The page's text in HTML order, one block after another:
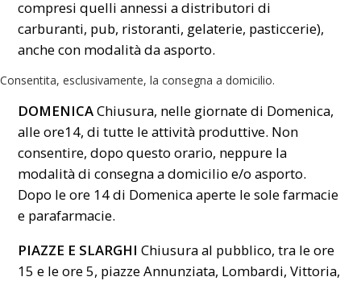
compresi quelli annessi a distributori di
carburanti, pub, ristoranti, gelaterie, pasticcerie),
anche con modalità da asporto.
Consentita, esclusivamente, la consegna a domicilio.
DOMENICAChiusura, nelle giornate di Domenica,
alle ore14, di tutte le attività produttive. Non
consentire, dopo questo orario, neppure la
modalità di consegna a domicilio e/o asporto.
Dopo le ore 14 di Domenica aperte le sole farmacie
e parafarmacie.
PIAZZE E SLARGHIChiusura al pubblico, tra le ore
15 e le ore 5, piazze Annunziata, Lombardi, Vittoria,